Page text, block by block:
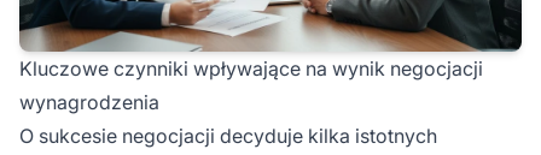
Kluczowe czynniki wpływające na wynik negocjacji
wynagrodzenia
O sukcesie negocjacji decyduje kilka istotnych